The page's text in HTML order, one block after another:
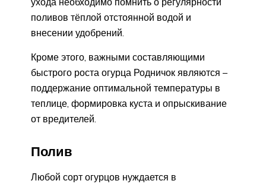
поливов тёплой отстоянной водой и
внесении удобрений.
Кроме этого, важными составляющими
быстрого роста огурца Родничок являются –
поддержание оптимальной температуры в
теплице, формировка куста и опрыскивание
от вредителей.
Полив
Любой сорт огурцов нуждается в